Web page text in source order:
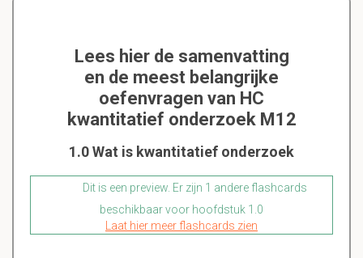
Lees hier de samenvatting
en de meest belangrijke
oefenvragen van HC
kwantitatief onderzoek M12
1.0 Wat is kwantitatief onderzoek
Dit is een preview. Er zijn 1 andere flashcards
beschikbaar voor hoofdstuk 1.0
Laat hier meer flashcards zien